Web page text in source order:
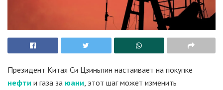
Президент Китая Си Цзиньпин настаивает на покупке
нефти и газа за юани, этот шаг может изменить